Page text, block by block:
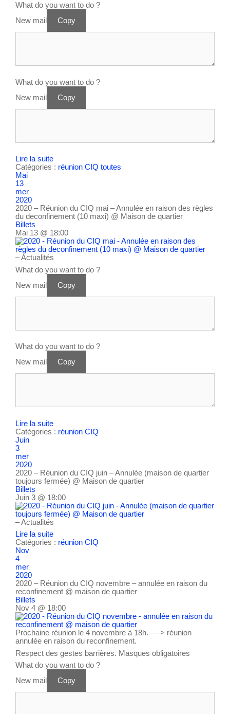
What do you want to do ?
New mail
Copy
What do you want to do ?
New mail
Copy
Lire la suite
Catégories : réunion CIQ toutes
Mai
13
mer
2020
2020 – Réunion du CIQ mai – Annulée en raison des règles
du deconfinement (10 maxi) @ Maison de quartier
Billets
Mai 13 @ 18:00
– Actualités
What do you want to do ?
New mail
Copy
What do you want to do ?
New mail
Copy
Lire la suite
Catégories : réunion CIQ
Juin
3
mer
2020
2020 – Réunion du CIQ juin – Annulée (maison de quartier
toujours fermée) @ Maison de quartier
Billets
Juin 3 @ 18:00
– Actualités
Lire la suite
Catégories : réunion CIQ
Nov
4
mer
2020
2020 – Réunion du CIQ novembre – annulée en raison du
reconfinement @ maison de quartier
Billets
Nov 4 @ 18:00
Prochaine réunion le 4 novembre à 18h. —> réunion
annulée en raison du reconfinement.
Respect des gestes barrières. Masques obligatoires
What do you want to do ?
New mail
Copy